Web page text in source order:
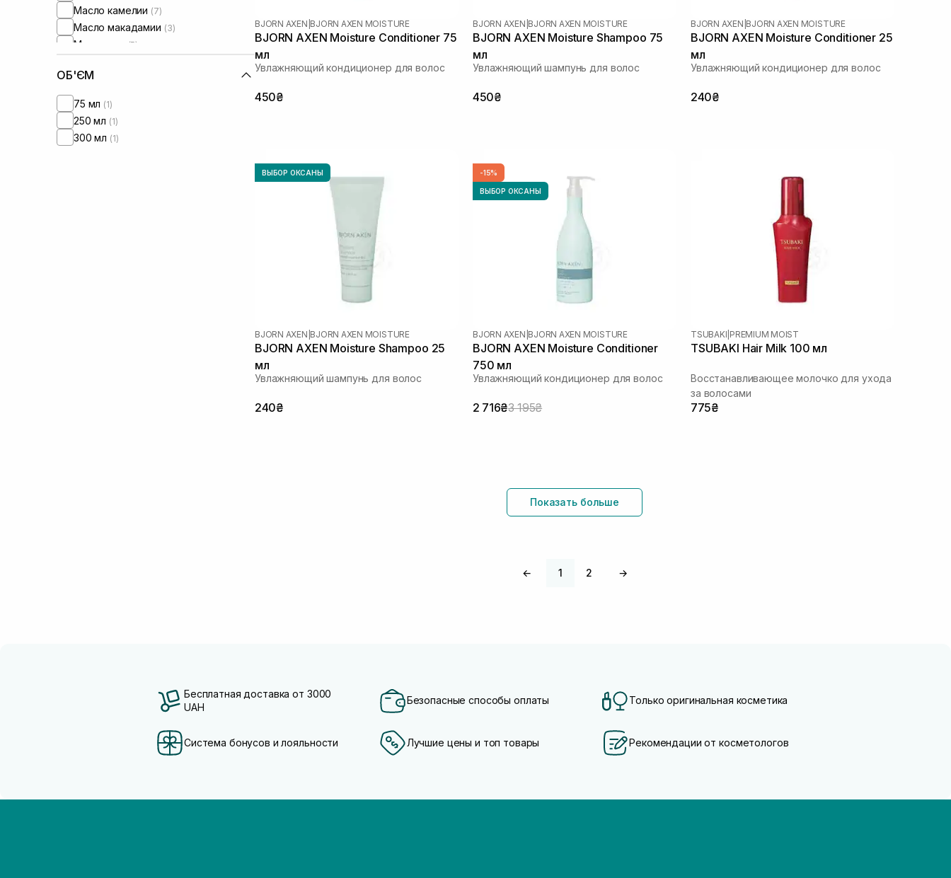
Масло камелии (7)
Масло макадамии (3)
Масло сои (5)
Протеины
Сквалан
Токоферол
Фитостеролы
ОБ'ЄМ
75 мл (1)
250 мл (1)
300 мл (1)
BJORN AXEN BJORN AXEN MOISTURE
BJORN AXEN Moisture Conditioner 75
мл
Увлажняющий кондиционер для волос
450₴
BJORN AXEN BJORN AXEN MOISTURE
BJORN AXEN Moisture Shampoo 75
мл
Увлажняющий шампунь для волос
450₴
BJORN AXEN BJORN AXEN MOISTURE
BJORN AXEN Moisture Conditioner 25
мл
Увлажняющий кондиционер для волос
240₴
ВЫБОР ОКСАНЫ
BJORN AXEN BJORN AXEN MOISTURE
BJORN AXEN Moisture Shampoo 25
мл
Увлажняющий шампунь для волос
240₴
-15%
ВЫБОР ОКСАНЫ
BJORN AXEN BJORN AXEN MOISTURE
BJORN AXEN Moisture Conditioner
750 мл
Увлажняющий кондиционер для волос
2 716₴3 195₴
TSUBAKI PREMIUM MOIST
TSUBAKI Hair Milk 100 мл
Восстанавливающее молочко для ухода
за волосами
775₴
Показать больше
← 1 2 →
Бесплатная доставка от 3000
UAH
Безопасные способы оплаты Только оригинальная косметика
Система бонусов и лояльности Лучшие цены и топ товары Рекомендации от косметологов